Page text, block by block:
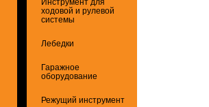
ходовой и рулевой
системы
Лебедки
Гаражное
оборудование
Режущий инструмент